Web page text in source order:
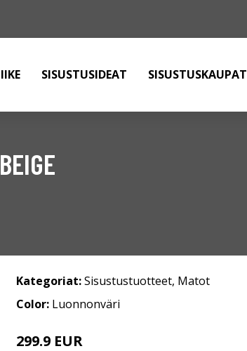
SISUSTUSIDEAT SISUSTUSKAUPAT
Kategoriat:Sisustustuotteet, Matot
Color: Luonnonväri
299.9 EUR